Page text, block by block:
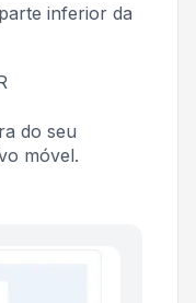
inferior da
do seu
móvel.